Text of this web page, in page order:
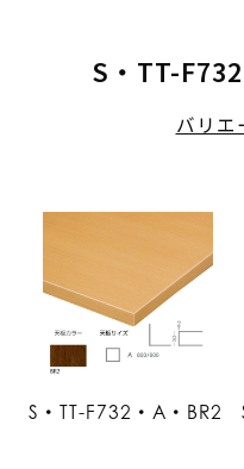
S・TT-
バリエ
S・TT-F732・A・BR2